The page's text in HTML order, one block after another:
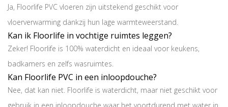
Ja, Floorlife PVC vloeren zijn uitstekend geschikt voor
vloerverwarming dankzij hun lage warmteweerstand.
Kan ik Floorlife in vochtige ruimtes leggen?
Zeker! Floorlife is 100% waterdicht en ideaal voor keukens,
badkamers en zelfs wasruimtes.
Kan Floorlife PVC in een inloopdouche?
Nee, dat kan niet. Floorlife is waterdicht, maar niet geschikt voor
gebruik in een inloopdouche waar het voortdurend met water in